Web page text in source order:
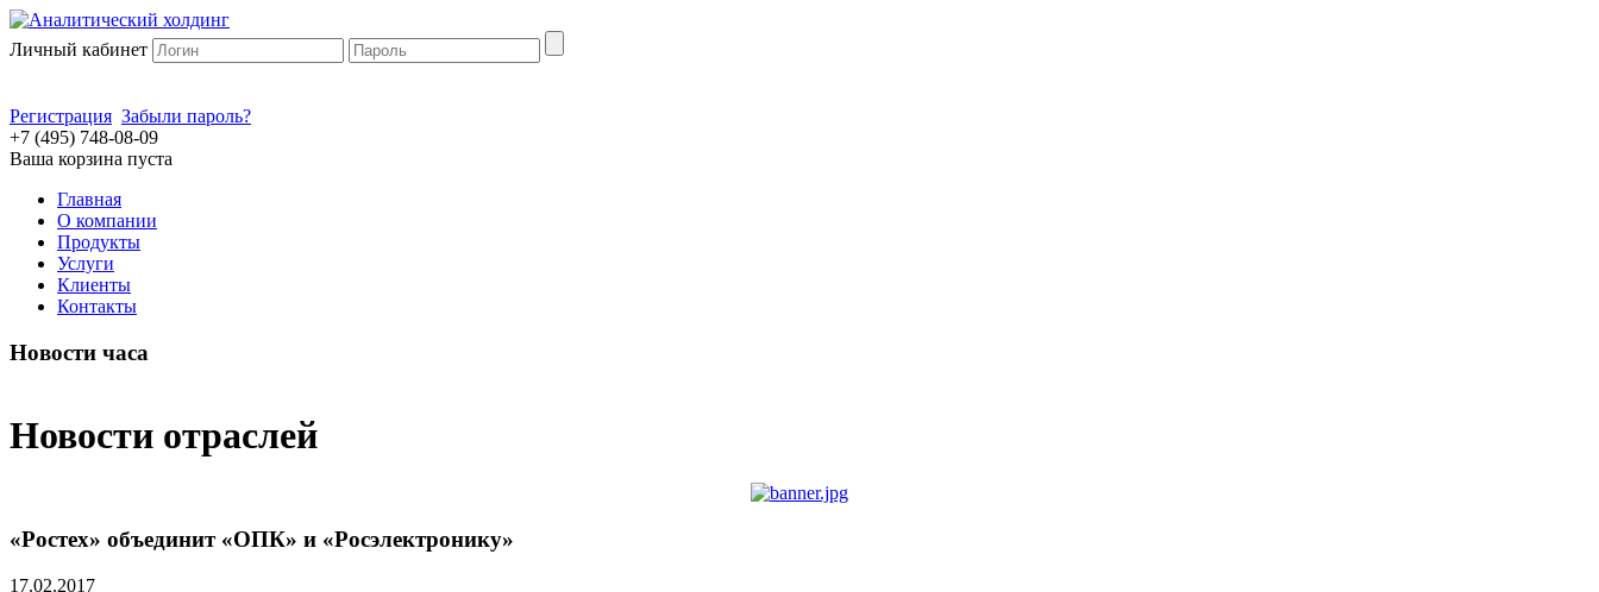
Личный кабинет
Регистрация Забыли пароль?
+7 (495) 748-08-09
Ваша корзина пуста
Главная
О компании
Продукты
Услуги
Клиенты
Контакты
Новости часа
Новости отраслей
«Ростех» объединит «ОПК» и «Росэлектронику»
17.02.2017